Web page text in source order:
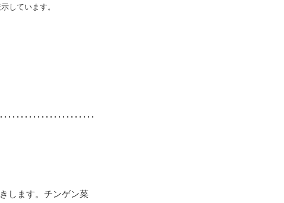
しています。
します。チンゲン菜